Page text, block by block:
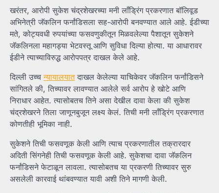
खरंतर, आरोपी सुकेश चंद्रशेखरच्या मनी लाँड्रिंग प्रकरणात बॉलिवूड
अभिनेत्री जॅकलिन फर्नांडिसला सह-आरोपी बनवण्यात आले आहे. ईडीच्या
मते, कोट्यवधी रुपयांच्या फसवणुकीतून मिळवलेल्या पैशातून सुकेशने
जॅकलिनला महागड्या भेटवस्तू आणि सुविधा दिल्या होत्या. या आधारावर
ईडीने त्याच्याविरुद्ध आरोपपत्र दाखल केले आहे.
दिल्ली उच्चन्यायालयातदाखल केलेल्या याचिकेवर जॅकलिन फर्नांडिसने
सांगितले की, तिच्यावर लावण्यात आलेले सर्व आरोप हे खोटे आणि
निराधार आहेत. त्यासोबतच तिने असा देखील दावा केला की सुकेश
चंद्रशेखरने तिला जाणूनबुजून लक्ष्य केलं. तिची मनी लाँड्रिंग प्रकरणात
कोणतीही भूमिका नाही.
सुकेशने तिची फसवणूक केली आणि त्याच प्रकरणातील तक्रारदार
अदिती सिंगनेही तिची फसवणूक केली आहे. सुकेशचा दावा जॅकलिन
फर्नांडिसने फेटाळून लावला. त्यासोबतच या प्रकरणी तिच्यावर सुरु
असलेली कारवाई थांबवण्यात यावी अशी तिने मागणी केली.